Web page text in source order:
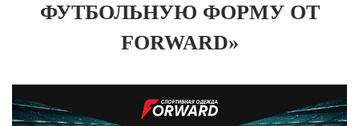
Кемеровская область (2)
Нижегородская область (1)
ФУТБОЛЬНУЮ ФОРМУ ОТ
FORWARD»